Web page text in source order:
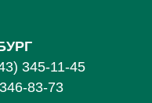
345-11-45
83-73